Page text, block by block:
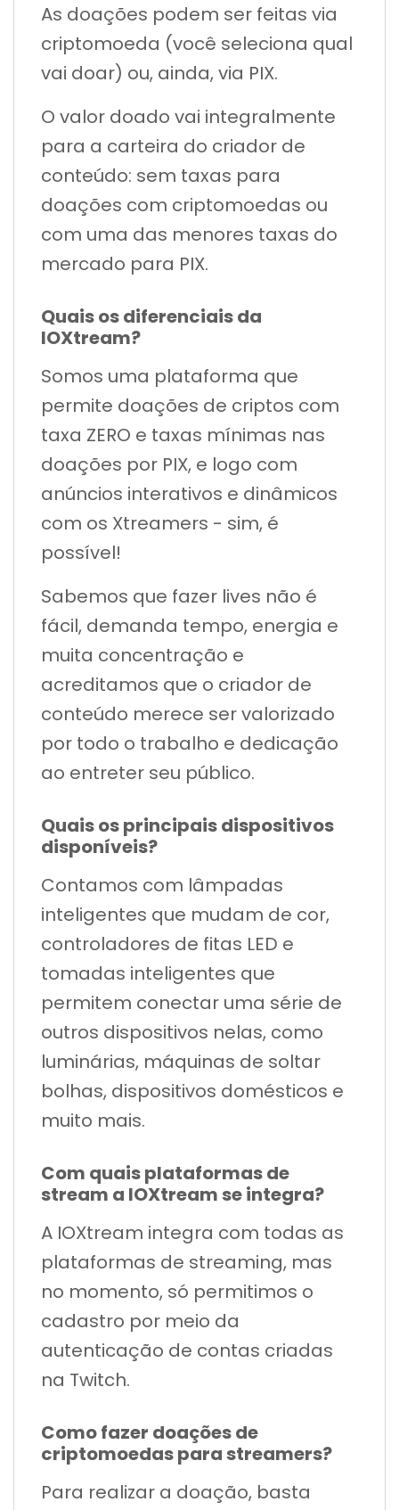
As doações podem ser feitas via
criptomoeda (você seleciona qual
vai doar) ou, ainda, via PIX.
O valor doado vai integralmente
para a carteira do criador de
conteúdo: sem taxas para
doações com criptomoedas ou
com uma das menores taxas do
mercado para PIX.
Quais os diferenciais da
IOXtream?
Somos uma plataforma que
permite doações de criptos com
taxa ZERO e taxas mínimas nas
doações por PIX, e logo com
anúncios interativos e dinâmicos
com os Xtreamers - sim, é
possível!
Sabemos que fazer lives não é
fácil, demanda tempo, energia e
muita concentração e
acreditamos que o criador de
conteúdo merece ser valorizado
por todo o trabalho e dedicação
ao entreter seu público.
Quais os principais dispositivos
disponíveis?
Contamos com lâmpadas
inteligentes que mudam de cor,
controladores de fitas LED e
tomadas inteligentes que
permitem conectar uma série de
outros dispositivos nelas, como
luminárias, máquinas de soltar
bolhas, dispositivos domésticos e
muito mais.
Com quais plataformas de
stream a IOXtream se integra?
A IOXtream integra com todas as
plataformas de streaming, mas
no momento, só permitimos o
cadastro por meio da
autenticação de contas criadas
na Twitch.
Como fazer doações de
criptomoedas para streamers?
Para realizar a doação, basta